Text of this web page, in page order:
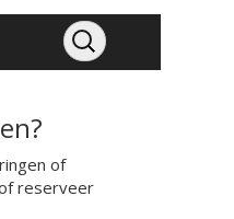
of
reserveer